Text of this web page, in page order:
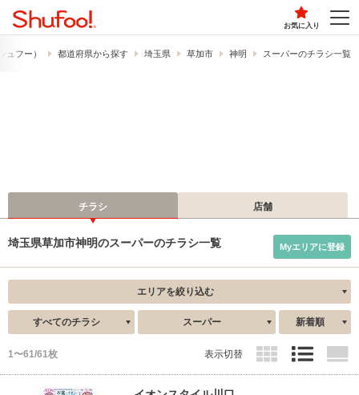
お気に入り
ュフー） 都道府県から探す 埼玉県 草加市 神明 スーパーのチラシ一覧
チラシ 店舗
埼玉県草加市神明のスーパーのチラシ一覧 Myエリアに登録
エリアを絞り込む
すべてのチラシ スーパー 新着順
1〜61/61枚 表示切替